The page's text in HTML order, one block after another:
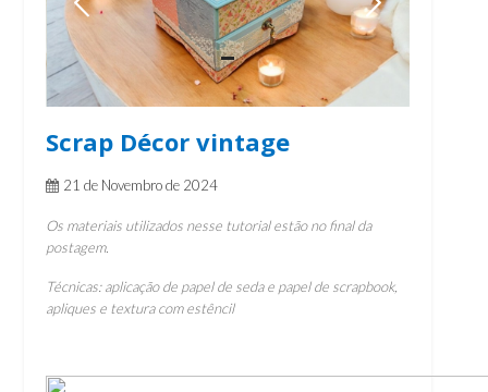
Scrap Décor vintage
21 de Novembro de 2024
Os materiais utilizados nesse tutorial estão no final da
postagem.
Técnicas: aplicação de papel de seda e papel de scrapbook,
apliques e textura com estêncil